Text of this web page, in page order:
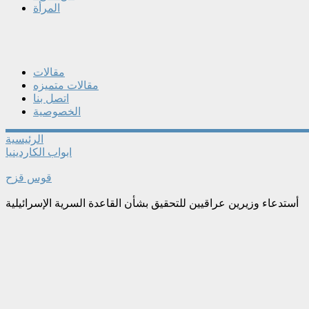
المرأة
مقالات
مقالات متميزه
اتصل بنا
الخصوصية
الرئيسية
ابواب الكاردينيا
قوس قزح
أستدعاء وزيرين عراقيين للتحقيق بشأن القاعدة السرية الإسرائيلية